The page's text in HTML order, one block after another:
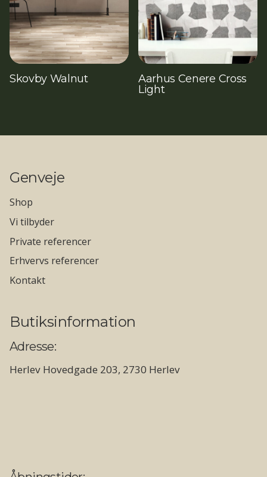
Skovby Walnut
Aarhus Cenere Cross
Light
Genveje
Shop
Vi tilbyder
Private referencer
Erhvervs referencer
Kontakt
Butiksinformation
Adresse:
Herlev Hovedgade 203, 2730 Herlev